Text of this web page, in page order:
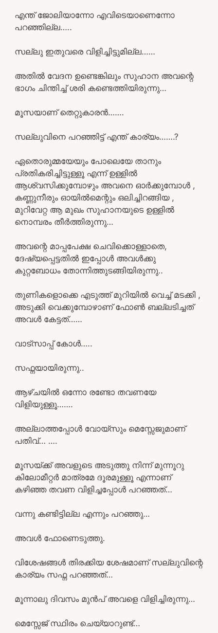
എന്ത് ജോലിയാന്നോ എവിടെയാണെന്നോ
പറഞ്ഞില്ല…..
സല്ലു ഇതുവരെ വിളിച്ചിട്ടുമില്ല……
അതിൽ വേദന ഉണ്ടെങ്കിലും സുഹാന അവന്റെ
ഭാഗം ചിന്തിച്ച് ശരി കണ്ടെത്തിയിരുന്നു…
മൂസയാണ് തെറ്റുകാരൻ…….
സല്ലുവിനെ പറഞ്ഞിട്ട് എന്ത് കാര്യം…….?
ഏതൊരുമ്മയേയും പോലെയേ താനും
പ്രതികരിച്ചിട്ടുള്ളൂ എന്ന് ഉള്ളിൽ
ആശ്വസിക്കുമ്പോഴും അവനെ ഓർക്കുമ്പോൾ ,
കണ്ണുനീരും ഓയിൽമെന്റും ഒലിച്ചിറങ്ങിയ ,
മുറിവേറ്റ ആ മുഖം സുഹാനയുടെ ഉള്ളിൽ
നൊമ്പരം തീർത്തിരുന്നു…
അവന്റെ മാപ്പപേക്ഷ ചെവിക്കൊള്ളാതെ,
ദേഷ്യപ്പെട്ടതിൽ ഇപ്പോൾ അവൾക്കു
കുറ്റബോധം തോന്നിത്തുടങ്ങിയിരുന്നു..
തുണികളൊക്കെ എടുത്ത് മുറിയിൽ വെച്ച് മടക്കി ,
അടുക്കി വെക്കുമ്പോഴാണ് ഫോൺ ബല്ലടിച്ചത്
അവൾ കേട്ടത്……
വാട്സാപ്പ് കോൾ…..
സഫ്നയായിരുന്നു..
ആഴ്ചയിൽ ഒന്നോ രണ്ടോ തവണയേ
വിളിയുള്ളൂ…….
അല്ലാത്തപ്പോൾ വോയ്സും മെസ്സേജുമാണ്
പതിവ്… ….
മൂസയ്ക്ക് അവളുടെ അടുത്തു നിന്ന് മുന്നൂറു
കിലോമീറ്റർ മാത്രമേ ദൂരമുള്ളൂ എന്നാണ്
കഴിഞ്ഞ തവണ വിളിച്ചപ്പോൾ പറഞ്ഞത്…
വന്നു കണ്ടിട്ടില്ല എന്നും പറഞ്ഞു…
അവൾ ഫോണെടുത്തു.
വിശേഷങ്ങൾ തിരക്കിയ ശേഷമാണ് സല്ലുവിന്റെ
കാര്യം സഫ്ന പറഞ്ഞത്…
മൂന്നാലു ദിവസം മുൻപ് അവളെ വിളിച്ചിരുന്നു…
മെസ്സേജ് സ്ഥിരം ചെയ്യാറുണ്ട്…